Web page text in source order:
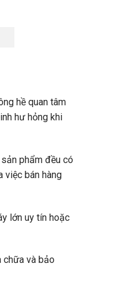
hề quan tâm
hư hỏng khi
phẩm đều có
việc bán hàng
lớn uy tín hoặc
chữa và bảo